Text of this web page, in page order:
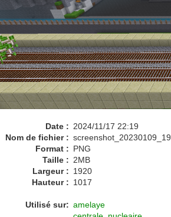
Date : 2024/11/17 22:19
Nom de fichier :
Format : PNG
Taille : 2MB
Largeur : 1920
Hauteur : 1017
Utilisé sur: amelaye